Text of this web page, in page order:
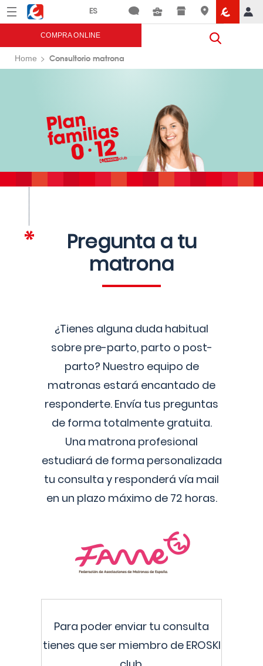
Menú Eroski
COMPRA ONLINE
Home Consultorio matrona
Pregunta a tu
matrona
¿Tienes alguna duda habitual
sobre pre-parto, parto o post-
parto? Nuestro equipo de
matronas estará encantado de
responderte. Envía tus preguntas
de forma totalmente gratuita.
Una matrona profesional
estudiará de forma personalizada
tu consulta y responderá vía mail
en un plazo máximo de 72 horas.
Para poder enviar tu consulta
tienes que ser miembro de EROSKI